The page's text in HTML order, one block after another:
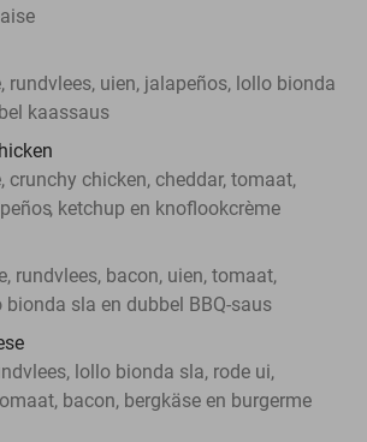
rundvlees, uien, jalapeños, lollo bionda
kaassaus
crunchy chicken, cheddar, tomaat,
, ketchup en knoflookcrème
rundvlees, bacon, uien, tomaat,
bionda sla en dubbel BBQ-saus
lollo bionda sla, rode ui,
bacon, bergkäse en burgerme